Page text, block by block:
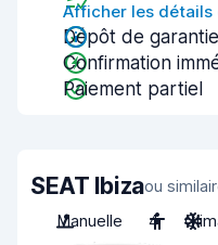
Afficher les
Dépôt de
Confirmation
Paiement partiel
SEAT Ibizaou
Manuelle
4